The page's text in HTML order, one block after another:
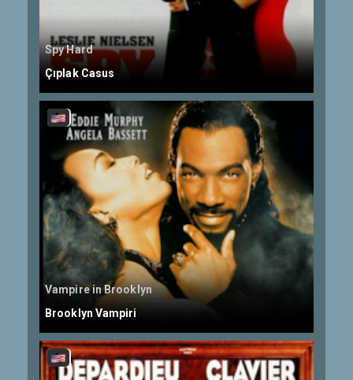
Spy Hard
Çıplak Casus
Vampire in Brooklyn
Brooklyn Vampiri